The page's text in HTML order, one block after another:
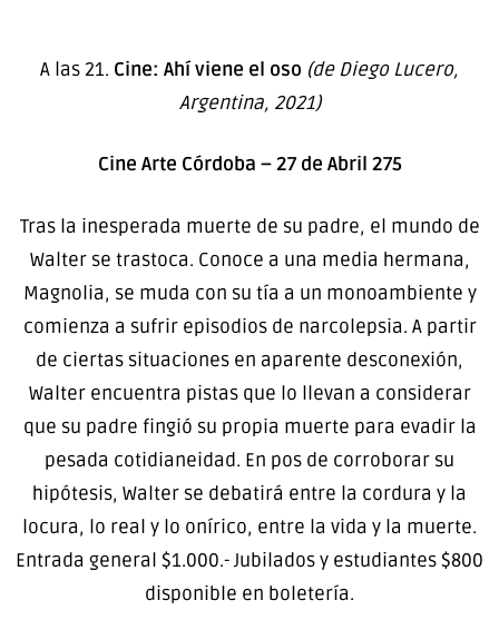
A las 21. Cine: Ahí viene el oso (de Diego Lucero,
Argentina, 2021)
Cine Arte Córdoba – 27 de Abril 275
Tras la inesperada muerte de su padre, el mundo de
Walter se trastoca. Conoce a una media hermana,
Magnolia, se muda con su tía a un monoambiente y
comienza a sufrir episodios de narcolepsia. A partir
de ciertas situaciones en aparente desconexión,
Walter encuentra pistas que lo llevan a considerar
que su padre fingió su propia muerte para evadir la
pesada cotidianeidad. En pos de corroborar su
hipótesis, Walter se debatirá entre la cordura y la
locura, lo real y lo onírico, entre la vida y la muerte.
Entrada general $1.000.- Jubilados y estudiantes $800
disponible en boletería.